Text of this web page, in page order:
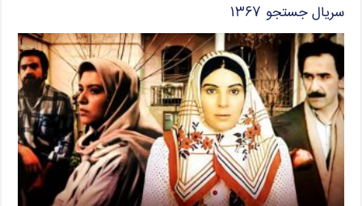
سریال جستجو ۱۳۶۷